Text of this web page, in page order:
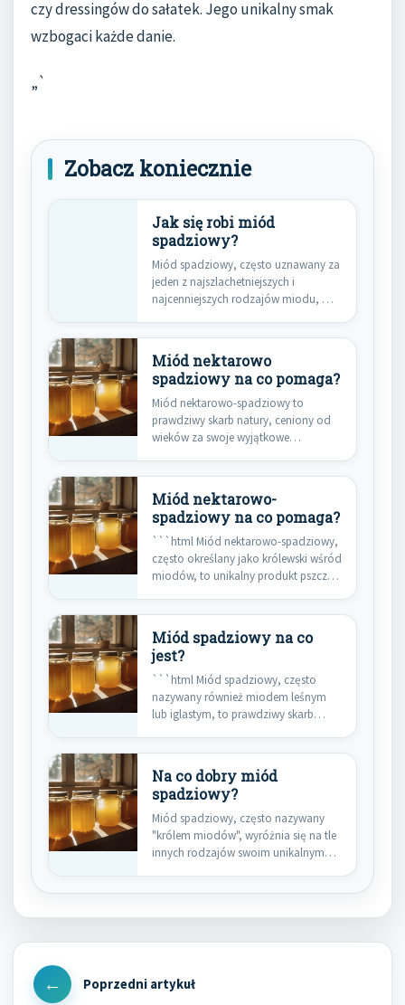
czy dressingów do sałatek. Jego unikalny smak
wzbogaci każde danie.
„`
Zobacz koniecznie
Jak się robi miód
spadziowy?
Miód spadziowy, często uznawany za
jeden z najszlachetniejszych i
najcenniejszych rodzajów miodu, ma
Miód nektarowo
spadziowy na co pomaga?
Miód nektarowo-spadziowy to
prawdziwy skarb natury, ceniony od
wieków za swoje wyjątkowe
Miód nektarowo-
spadziowy na co pomaga?
```html Miód nektarowo-spadziowy,
często określany jako królewski wśród
miodów, to unikalny produkt pszczeli
Miód spadziowy na co
jest?
```html Miód spadziowy, często
nazywany również miodem leśnym
lub iglastym, to prawdziwy skarb
Na co dobry miód
spadziowy?
Miód spadziowy, często nazywany
"królem miodów", wyróżnia się na tle
innych rodzajów swoim unikalnym
Nawigacja
wpisu
Previous